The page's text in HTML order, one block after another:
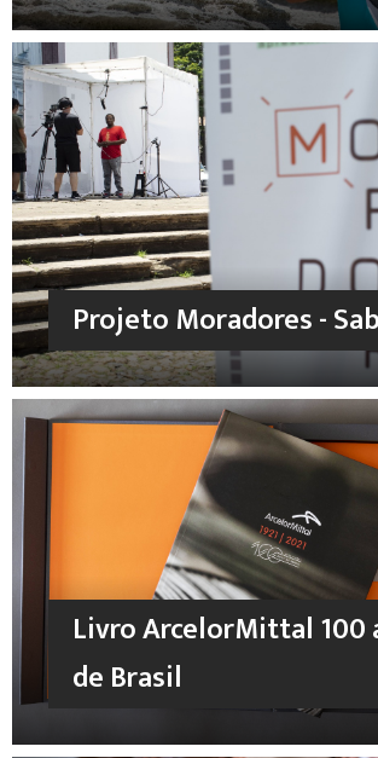
Projeto Moradores -
Livro ArcelorMittal 100
de Brasil